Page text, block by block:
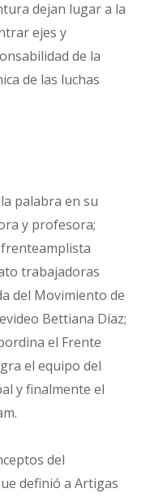
dejan lugar a la
ejes y
de la
de las luchas
palabra en su
y profesora;
trabajadoras
del Movimiento de
Bettiana Díaz;
el Frente
el equipo del
y finalmente el
del
definió a Artigas